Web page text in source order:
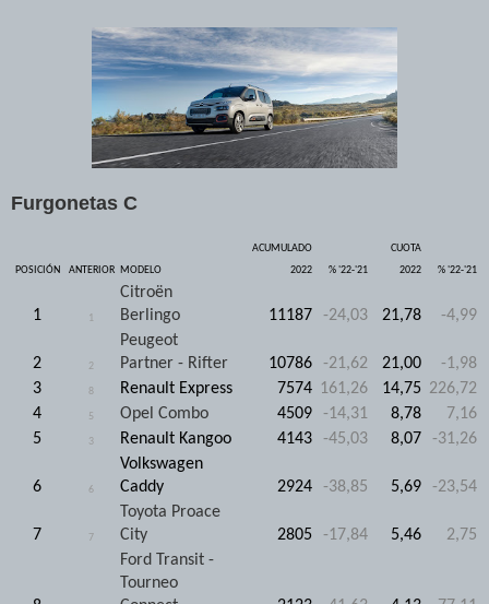
Furgonetas C
POSICIÓN ANTERIOR MODELO
ACUMULADO
2022
% '22-'21
CUOTA
2022
% '22-'21
1 1
Citroën
Berlingo
11187 -24,03 21,78 -4,99
2 2
Peugeot
Partner - Rifter
10786 -21,62 21,00
-1,98
3
8 Renault Express 7574 161,26 14,75 226,72
4
5 Opel Combo 4509 -14,31 8,78
7,16
5
3 Renault Kangoo 4143 -45,03 8,07 -31,26
6 6
Volkswagen
Caddy
2924 -38,85 5,69 -23,54
7 7
Toyota Proace
City
2805 -17,84 5,46 2,75
Ford Transit -
Tourneo